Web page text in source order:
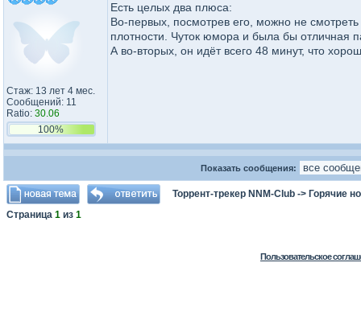
Стаж: 13 лет 4 мес.
Сообщений: 11
Ratio: 30.06
100%
Есть целых два плюса:
Во-первых, посмотрев его, можно не
плотности. Чуток юмора и была бы отличная
А во-вторых, он идёт всего 48 минут, что
Показать сообщения:
Торрент-трекер NNM-Club -> Горячие
Страница 1 из 1
Пользовательское